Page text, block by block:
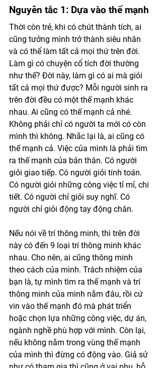
Nguyên tắc 1: Dựa vào thế mạnh
Thời còn trẻ, khi có chút thành tích, ai
cũng tưởng mình trở thành siêu nhân
và có thể làm tất cả mọi thứ trên đời.
Làm gì có chuyện cổ tích đời thường
như thế? Đời này, làm gì có ai mà giỏi
tất cả mọi thứ được? Mỗi người sinh ra
trên đời đều có một thế mạnh khác
nhau. Ai cũng có thế mạnh cả nhé.
Không phải chỉ có người ta mới có còn
mình thì không. Nhắc lại là, ai cũng có
thế mạnh cả. Việc của mình là phải tìm
ra thế mạnh của bản thân. Có người
giỏi giao tiếp. Có người giỏi tính toán.
Có người giỏi những công việc tỉ mỉ, chi
tiết. Có người chỉ giỏi suy nghĩ. Có
người chỉ giỏi động tay động chân.
Nếu nói về trí thông minh, thì trên đời
này có đến 9 loại trí thông minh khác
nhau. Cho nên, ai cũng thông minh
theo cách của mình. Trách nhiệm của
bạn là, tự mình tìm ra thế mạnh và trí
thông minh của mình nằm đâu, rồi cứ
vin vào thế mạnh đó mà phát triển
hoặc chọn lựa những công việc, dự án,
ngành nghề phù hợp với mình. Còn lại,
nếu không nằm trong vùng thế mạnh
của mình thì đừng có động vào. Giả sử